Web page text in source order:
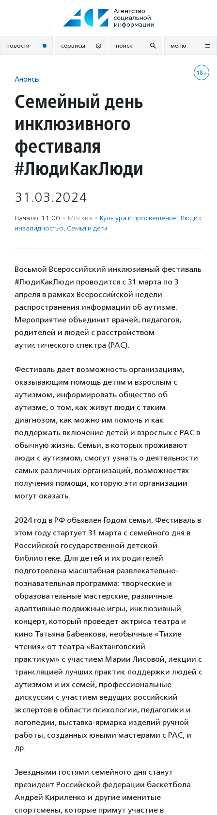
новости сервисы поиск меню
18+
Анонсы
Семейный день
инклюзивного
фестиваля
#ЛюдиКакЛюди
31.03.2024
Начало: 11:00 · Москва · Культура и просвещение, Люди с
инвалидностью, Семья и дети
Восьмой Всероссийский инклюзивный фестиваль
#ЛюдиКакЛюди проводится с 31 марта по 3
апреля в рамках Всероссийской недели
распространения информации об аутизме.
Мероприятие объединит врачей, педагогов,
родителей и людей с расстройством
аутистического спектра (РАС).
Фестиваль дает возможность организациям,
оказывающим помощь детям и взрослым с
аутизмом, информировать общество об
аутизме, о том, как живут люди с таким
диагнозом, как можно им помочь и как
поддержать включение детей и взрослых с РАС в
обычную жизнь. Семьи, в которых проживают
люди с аутизмом, смогут узнать о деятельности
самых различных организаций, возможностях
получения помощи, которую эти организации
могут оказать.
2024 год в РФ объявлен Годом семьи. Фестиваль в
этом году стартует 31 марта с семейного дня в
Российской государственной детской
библиотеке. Для детей и их родителей
подготовлена масштабная развлекательно-
познавательная программа: творческие и
образовательные мастерские, различные
адаптивные подвижные игры, инклюзивный
концерт, который проведет актриса театра и
кино Татьяна Бабенкова, необычные «Тихие
чтения» от театра «Вахтанговский
практикум» с участием Марии Лисовой, лекции с
трансляцией лучших практик поддержки людей с
аутизмом и их семей, профессиональные
дискуссии с участием ведущих российский
экспертов в области психологии, педагогики и
логопедии, выставка-ярмарка изделий ручной
работы, созданных юными мастерами с РАС, и
др.
Звездными гостями семейного дня станут
президент Российской федерации баскетбола
Андрей Кириленко и другие именитые
спортсмены, которые примут участие в